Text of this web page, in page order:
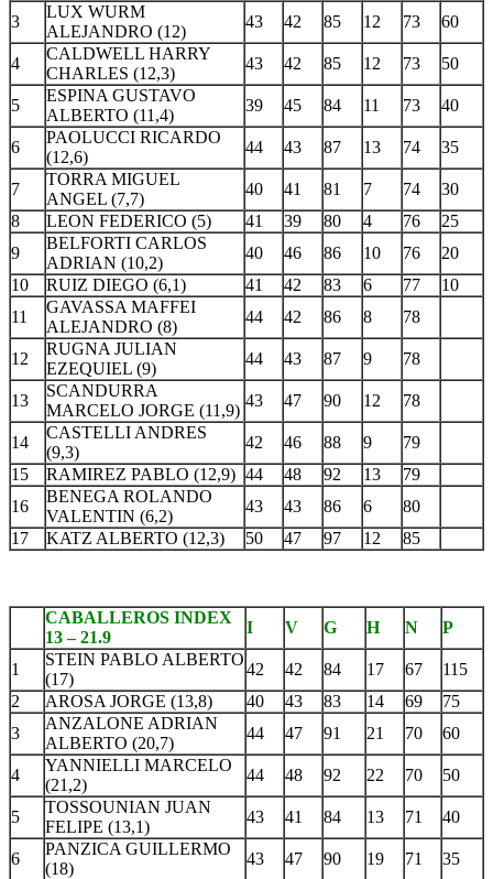
3
LUX WURM
ALEJANDRO (12)
43 42 85 12 73 60
4
CALDWELL HARRY
CHARLES (12,3)
43 42 85 12 73 50
5
ESPINA GUSTAVO
ALBERTO (11,4)
39 45 84 11 73 40
6
PAOLUCCI RICARDO
(12,6)
44 43 87 13 74 35
7
TORRA MIGUEL
ANGEL (7,7)
40 41 81 7 74
30
8
LEON FEDERICO (5) 41 39 80 4 76
25
9
BELFORTI CARLOS
ADRIAN (10,2)
40 46 86 10 76
20
10
RUIZ DIEGO (6,1) 41 42 83 6 77
10
11
GAVASSA MAFFEI
ALEJANDRO (8)
44 42 86 8 78
12
RUGNA JULIAN
EZEQUIEL (9)
44 43 87 9 78
13
SCANDURRA
MARCELO JORGE (11,9)
43 47 90 12 78
14
CASTELLI ANDRES
(9,3)
42 46 88 9
79
15
RAMIREZ PABLO (12,9) 44 48 92 13
79
16
BENEGA ROLANDO
VALENTIN (6,2)
43 43 86 6
80
17
KATZ ALBERTO (12,3) 50 47 97 12 85
CABALLEROS INDEX
13 – 21.9
I V G H N P
1
STEIN PABLO ALBERTO
(17)
42 42 84 17 67
115
2
AROSA JORGE (13,8) 40 43 83 14 69
75
3
ANZALONE ADRIAN
ALBERTO (20,7)
44 47 91 21 70 60
4
YANNIELLI MARCELO
(21,2)
44 48 92 22 70 50
5
TOSSOUNIAN JUAN
FELIPE (13,1)
43 41 84 13 71 40
6
PANZICA GUILLERMO
(18)
43 47 90 19 71 35